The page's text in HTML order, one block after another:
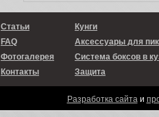
Статьи
FAQ
Фотогалерея
Контакты
Кунги
Аксессуары для
Система боксов в
Защита
Разработка сайтаи